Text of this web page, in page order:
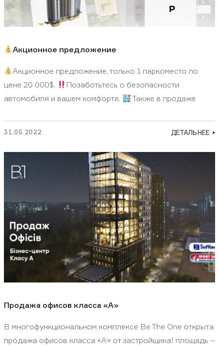
Акционное предложение
Акционное предложение, только 1 паркоместо по
цене 20 000$.
Позаботьтесь о безопасности
автомобиля и вашем комфорте.
Также в продаже
31.05.2022 ДЕТАЛЬНЕЕ
Продажа офисов класса «А»
В многофункциональном комплексе Be The One открыта
продажа офисов класса «А» от застройщика! площадь –